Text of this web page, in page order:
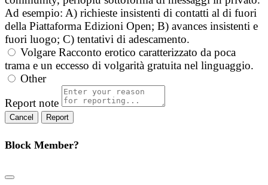
Ad esempio: A) richieste insistenti di contatti al di fuori
della Piattaforma Edizioni Open; B) avances insistenti e
fuori luogo; C) tentativi di adescamento.
Volgare Racconto erotico caratterizzato da poca
trama e un eccesso di volgarità gratuita nel linguaggio.
Other
Report note
Report
Block Member?